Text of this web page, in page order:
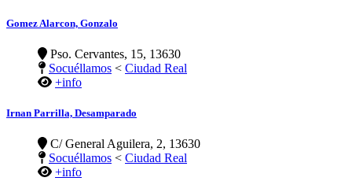
Gomez Alarcon, Gonzalo
Pso. Cervantes, 15, 13630
Socuéllamos < Ciudad Real
+info
Irnan Parrilla, Desamparado
C/ General Aguilera, 2, 13630
Socuéllamos < Ciudad Real
+info